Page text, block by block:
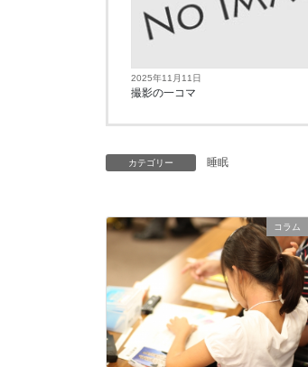
2025年11月11日
撮影の一コマ
カテゴリー 睡眠
コラム